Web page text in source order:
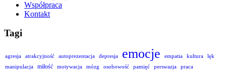
Współpraca
Kontakt
Tagi
agresja atrakcyjność autoprezentacja depresja emocje empatia kultura
lęk
manipulacja
miłość motywacja mózg osobowość pamięć perswazja
praca